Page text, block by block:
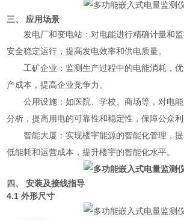
三、 应用场景
发电厂和变电站：对电能进行精确计量和
安全稳定运行，提高发电效率和供电质量。
工矿企业：监测生产过程中的电能消耗，
产成本，提高企业竞争力。
公用设施：如医院、学校、商场等，对电
分析，提高用电的可靠性和稳定性，保障公众利
智能大厦：实现楼宇能源的智能化管理，
低能耗和运营成本，提升楼宇的智能化水平。
四、 安装及接线指导
4.1 外形尺寸